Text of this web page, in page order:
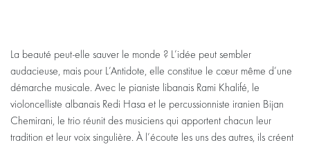
La beauté peut-elle sauver le monde ? L’idée peut sembler
audacieuse, mais pour L’Antidote, elle constitue le cœur même d’une
démarche musicale. Avec le pianiste libanais Rami Khalifé, le
violoncelliste albanais Redi Hasa et le percussionniste iranien Bijan
Chemirani, le trio réunit des musiciens qui apportent chacun leur
tradition et leur voix singulière. À l’écoute les uns des autres, ils créent